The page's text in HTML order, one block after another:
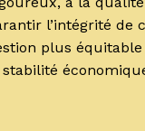
l’intégrité de
plus